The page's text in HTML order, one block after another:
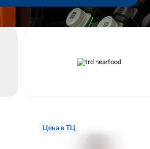
Цена в ТЦ